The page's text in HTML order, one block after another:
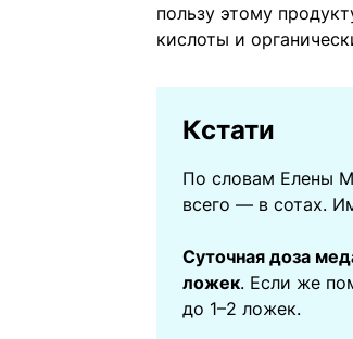
пользу этому
кислоты и
Кстати
По словам Елены
всего — в сотах.
Суточная доза
ложек. Если же
до 1–2 ложек.